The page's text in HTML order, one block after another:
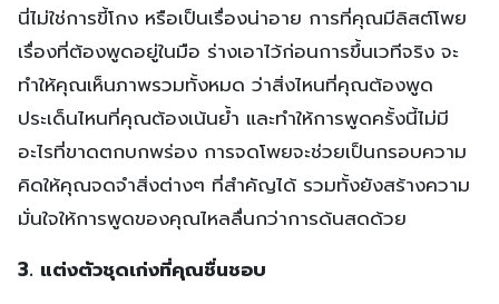
นี่ไม่ใช่การขี้โกง หรือเป็นเรื่องน่าอาย การที่คุณมีลิสต์โพย
เรื่องที่ต้องพูดอยู่ในมือ ร่างเอาไว้ก่อนการขึ้นเวทีจริง จะ
ทำให้คุณเห็นภาพรวมทั้งหมด ว่าสิ่งไหนที่คุณต้องพูด
ประเด็นไหนที่คุณต้องเน้นย้ำ และทำให้การพูดครั้งนี้ไม่มี
อะไรที่ขาดตกบกพร่อง การจดโพยจะช่วยเป็นกรอบความ
คิดให้คุณจดจำสิ่งต่างๆ ที่สำคัญได้ รวมทั้งยังสร้างความ
มั่นใจให้การพูดของคุณไหลลื่นกว่าการด้นสดด้วย
3. แต่งตัวชุดเก่งที่คุณชื่นชอบ